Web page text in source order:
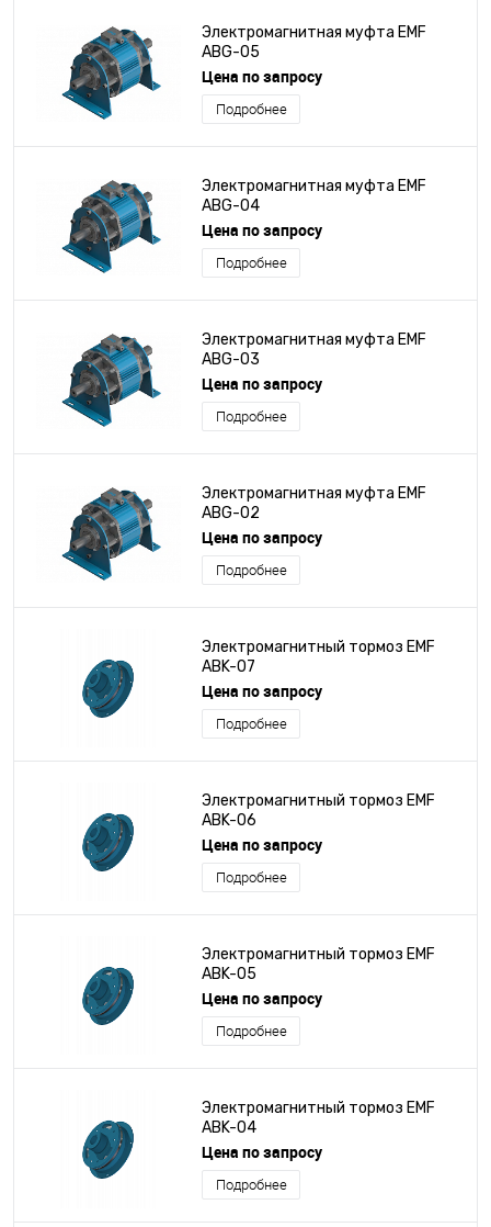
Электромагнитная муфта EMF
ABG-05
Цена по запросу
Подробнее
Электромагнитная муфта EMF
ABG-04
Цена по запросу
Подробнее
Электромагнитная муфта EMF
ABG-03
Цена по запросу
Подробнее
Электромагнитная муфта EMF
ABG-02
Цена по запросу
Подробнее
Электромагнитный тормоз EMF
ABK-07
Цена по запросу
Подробнее
Электромагнитный тормоз EMF
ABK-06
Цена по запросу
Подробнее
Электромагнитный тормоз EMF
ABK-05
Цена по запросу
Подробнее
Электромагнитный тормоз EMF
ABK-04
Цена по запросу
Подробнее